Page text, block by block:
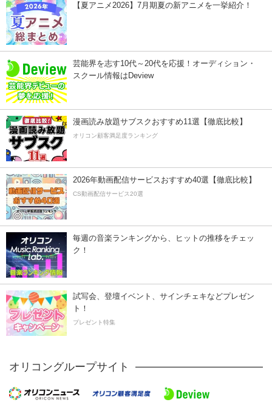
【夏アニメ2026】7月期夏の新アニメを一挙紹介！
芸能界を志す10代～20代を応援！オーディション・
スクール情報はDeview
漫画読み放題サブスクおすすめ11選【徹底比較】
オリコン顧客満足度ランキング
2026年動画配信サービスおすすめ40選【徹底比較】
CS動画配信サービス20選
毎週の音楽ランキングから、ヒットの推移をチェッ
ク！
試写会、登壇イベント、サインチェキなどプレゼン
ト！
プレゼント特集
オリコングループサイト